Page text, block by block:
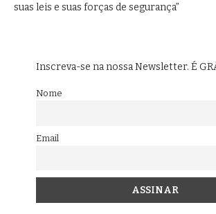
suas leis e suas forças de segurança”
Inscreva-se na nossa Newsletter. É
Nome
Email